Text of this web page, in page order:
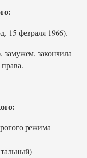
15 февраля 1966).
закончила
режима